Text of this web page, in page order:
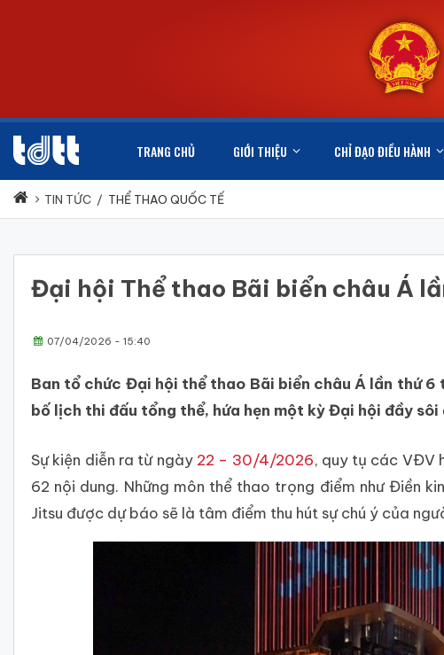
TRANG CHỦ GIỚI THIỆU CHỈ ĐẠO ĐIỀU HÀNH
TIN TỨC / THỂ THAO QUỐC TẾ
Đại hội Thể thao Bãi biển châu Á
07/04/2026 - 15:40
Ban tổ chức Đại hội thể thao Bãi biển châu Á lần thứ
bố lịch thi đấu tổng thể, hứa hẹn một kỳ Đại hội đầy sôi
Sự kiện diễn ra từ ngày 22 – 30/4/2026, quy tụ các VĐV
62 nội dung. Những môn thể thao trọng điểm như Điền
Jitsu được dự báo sẽ là tâm điểm thu hút sự chú ý của